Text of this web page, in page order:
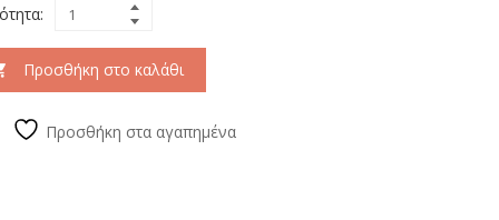
Προσθήκη στο καλάθι
Προσθήκη στα αγαπημένα